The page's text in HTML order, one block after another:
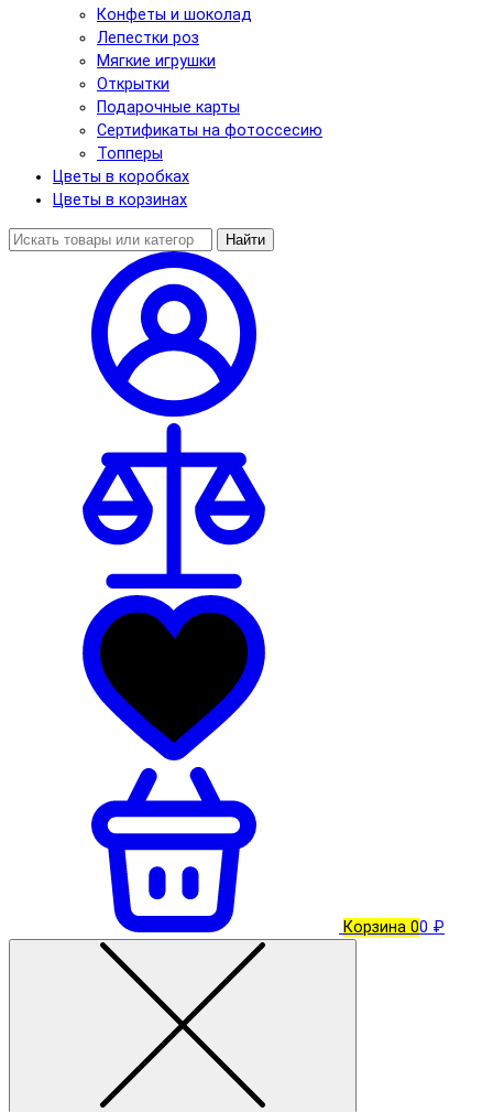
Конфеты и шоколад
Лепестки роз
Мягкие игрушки
Открытки
Подарочные карты
Сертификаты на фотоссесию
Топперы
Цветы в коробках
Цветы в корзинах
Найти
Корзина 00 ₽